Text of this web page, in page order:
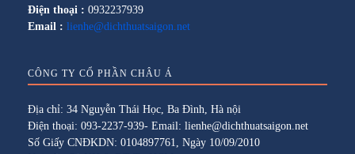
Điện thoại : 0932237939
Email : lienhe@dichthuatsaigon.net
CÔNG TY CỔ PHẦN CHÂU Á
Địa chỉ: 34 Nguyễn Thái Học, Ba Đình, Hà nội
Điện thoại: 093-2237-939- Email: lienhe@dichthuatsaigon.net
Số Giấy CNĐKDN: 0104897761, Ngày 10/09/2010